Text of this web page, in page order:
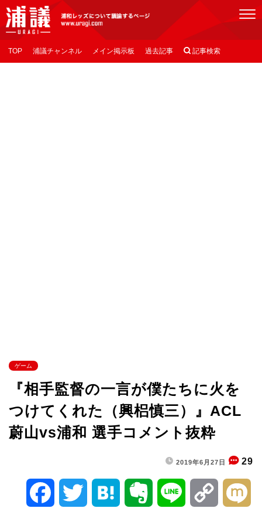
[浦議]浦和レッズについて議論するページ
TOP 浦議チャンネル メイン掲示板 過去記事  記事検索
ゲーム
『相手監督の一言が僕たちに火を
つけてくれた（興梠慎三）』ACL
蔚山vs浦和 選手コメント抜粋
2019年6月27日 29